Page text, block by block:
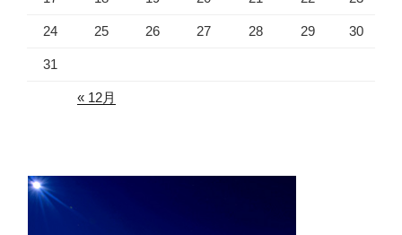
24 25 26 27 28 29 30
31
« 12月